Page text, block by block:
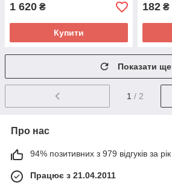
1 620 ₴
Купити
182 ₴
Показати ще
1 / 2
Про нас
94% позитивних з 979 відгуків за рік
Працює з 21.04.2011